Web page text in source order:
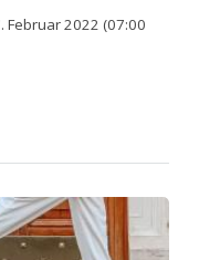
Februar 2022 (07:00